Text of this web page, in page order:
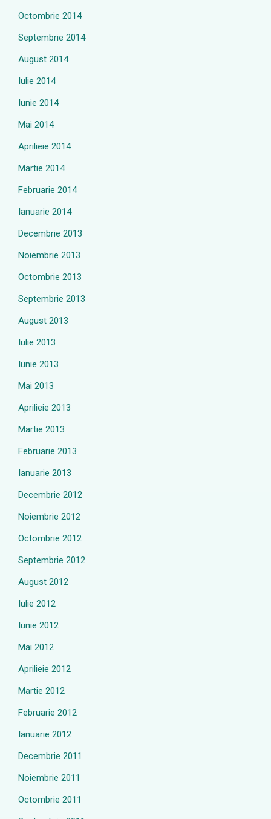
Octombrie 2014
Septembrie 2014
August 2014
Iulie 2014
Iunie 2014
Mai 2014
Aprilieie 2014
Martie 2014
Februarie 2014
Ianuarie 2014
Decembrie 2013
Noiembrie 2013
Octombrie 2013
Septembrie 2013
August 2013
Iulie 2013
Iunie 2013
Mai 2013
Aprilieie 2013
Martie 2013
Februarie 2013
Ianuarie 2013
Decembrie 2012
Noiembrie 2012
Octombrie 2012
Septembrie 2012
August 2012
Iulie 2012
Iunie 2012
Mai 2012
Aprilieie 2012
Martie 2012
Februarie 2012
Ianuarie 2012
Decembrie 2011
Noiembrie 2011
Octombrie 2011